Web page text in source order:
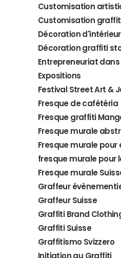
Customisation
Customisation
Décoration d'intérieur
Décoration graffiti
Entrepreneuriat
Expositions
Festival Street Art &
Fresque de cafétéria
Fresque graffiti
Fresque murale
Fresque murale pour
fresque murale pour
Fresque murale
Graffeur
Graffeur Suisse
Graffiti Brand
Graffiti Suisse
Graffitismo Svizzero
Initiation au Graffiti